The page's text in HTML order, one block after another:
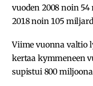
vuoden 2008 noin
2018 noin 105
Viime vuonna valtio
kertaa kymmeneen
supistui 800